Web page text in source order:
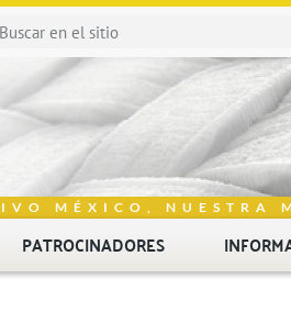
MÉXICO, NUESTRA
PATROCINADORES